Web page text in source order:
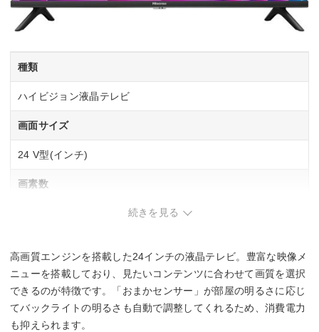
種類
ハイビジョン液晶テレビ
画面サイズ
24 V型(インチ)
画素数
553x375x164 mm
続きを見る
高画質エンジンを搭載した24インチの液晶テレビ。豊富な映像メ
ニューを搭載しており、見たいコンテンツに合わせて画質を選択
できるのが特徴です。「おまかセンサー」が部屋の明るさに応じ
てバックライトの明るさも自動で調整してくれるため、消費電力
も抑えられます。